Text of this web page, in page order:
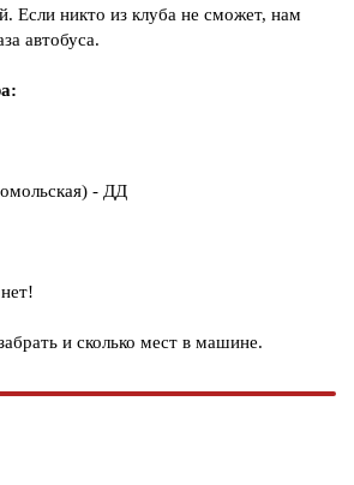
Если никто из клуба не сможет, нам
автобуса.
- ДД
и сколько мест в машине.